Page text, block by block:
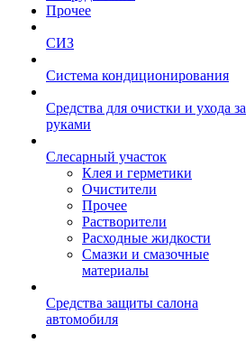
Прочее
СИЗ
Система кондиционирования
Средства для очистки и ухода за
руками
Слесарный участок
Клея и герметики
Очистители
Прочее
Растворители
Расходные жидкости
Смазки и смазочные
материалы
Средства защиты салона
автомобиля